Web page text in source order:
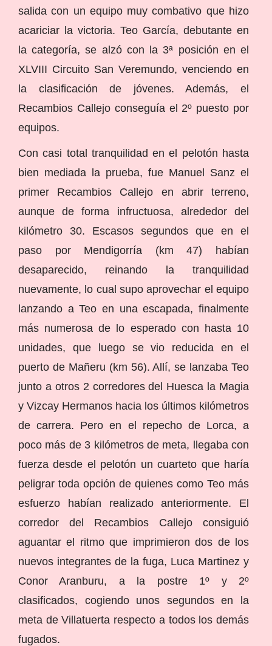
salida con un equipo muy combativo que hizo
acariciar la victoria. Teo García, debutante en
la categoría, se alzó con la 3ª posición en el
XLVIII Circuito San Veremundo, venciendo en
la clasificación de jóvenes. Además, el
Recambios Callejo conseguía el 2º puesto por
equipos.
Con casi total tranquilidad en el pelotón hasta
bien mediada la prueba, fue Manuel Sanz el
primer Recambios Callejo en abrir terreno,
aunque de forma infructuosa, alrededor del
kilómetro 30. Escasos segundos que en el
paso por Mendigorría (km 47) habían
desaparecido, reinando la tranquilidad
nuevamente, lo cual supo aprovechar el equipo
lanzando a Teo en una escapada, finalmente
más numerosa de lo esperado con hasta 10
unidades, que luego se vio reducida en el
puerto de Mañeru (km 56). Allí, se lanzaba Teo
junto a otros 2 corredores del Huesca la Magia
y Vizcay Hermanos hacia los últimos kilómetros
de carrera. Pero en el repecho de Lorca, a
poco más de 3 kilómetros de meta, llegaba con
fuerza desde el pelotón un cuarteto que haría
peligrar toda opción de quienes como Teo más
esfuerzo habían realizado anteriormente. El
corredor del Recambios Callejo consiguió
aguantar el ritmo que imprimieron dos de los
nuevos integrantes de la fuga, Luca Martinez y
Conor Aranburu, a la postre 1º y 2º
clasificados, cogiendo unos segundos en la
meta de Villatuerta respecto a todos los demás
fugados.